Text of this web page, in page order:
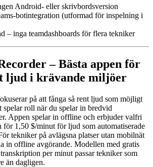
Android- eller skrivbordsversion
botintegration (utformad för inspelning i
– inga teamdashboards för flera tekniker
– Bästa appen för
ljud i krävande miljöer
på att fånga så rent ljud som möjligt
roll när du spelar in bredvid
Appen spelar in offline och erbjuder valfri
1,50 $/minut för ljud som automatiserade
tekniker på avlägsna platser utan mobilnät
in offline avgörande. Modellen med gratis
per minut passar tekniker som
än dagligen.